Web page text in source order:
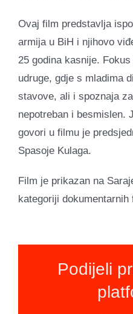
Ovaj film predstavlja
armija u BiH i njihovo
25 godina kasnije.
udruge, gdje s mladima
stavove, ali i spoznaja
nepotreban i besmislen.
govori u filmu je
Spasoje Kulaga.
Film je prikazan na
kategoriji dokumentarnih
Podijeli